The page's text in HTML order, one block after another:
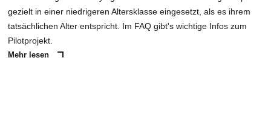
gezielt in einer niedrigeren Altersklasse eingesetzt, als es ihrem
tatsächlichen Alter entspricht. Im FAQ gibt's wichtige Infos zum
Pilotprojekt.
Mehr lesen